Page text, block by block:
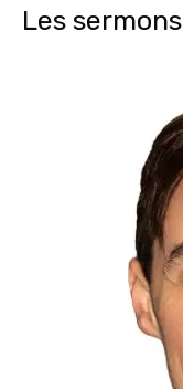
Les sermons